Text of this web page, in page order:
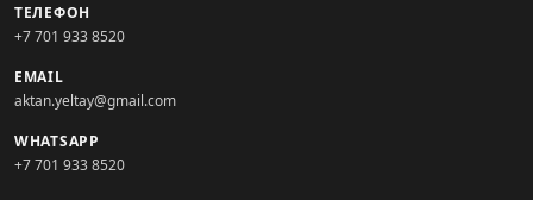
ТЕЛЕФОН
+7 701 933 8520
EMAIL
aktan.yeltay@gmail.com
WHATSAPP
+7 701 933 8520